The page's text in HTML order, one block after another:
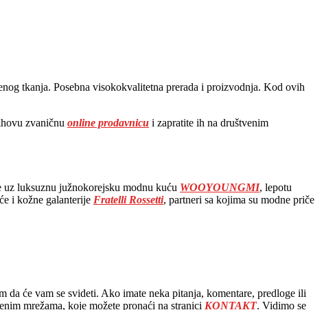
tkanja. Posebna visokokvalitetna prerada i proizvodnja. Kod ovih
zvaničnu online prodavnicu i zapratite ih na društvenim
luksuznu južnokorejsku modnu kuću WOOYOUNGMI, lepotu
i kožne galanterije Fratelli Rossetti, partneri sa kojima su modne priče
da će vam se svideti. Ako imate neka pitanja, komentare, predloge ili
mrežama, koje možete pronaći na stranici KONTAKT. Vidimo se